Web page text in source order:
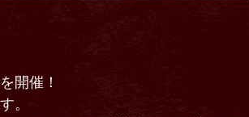
開催！
。